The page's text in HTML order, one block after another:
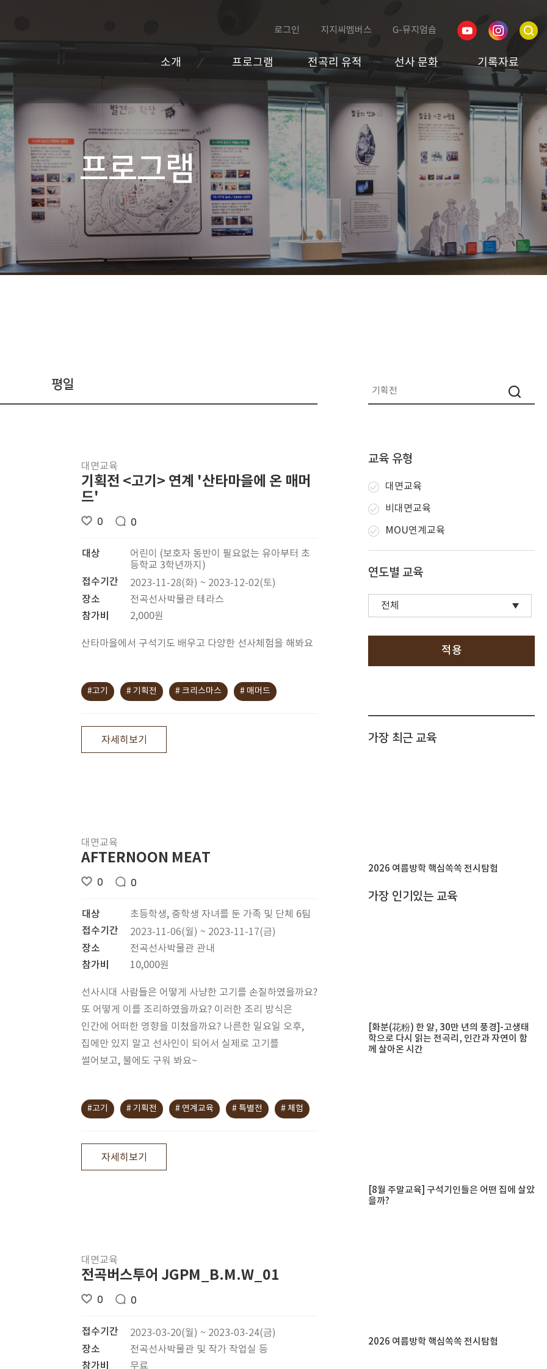
로그인 지지씨멤버스 G-뮤지엄숍
소개 프로그램 전곡리 유적 선사 문화 기록자료
프로그램
평일
대면교육
기획전 <고기> 연계 '산타마을에 온 매머
드'
0 0
대상
어린이 (보호자 동반이 필요없는 유아부터 초
등학교 3학년까지)
접수기간
2023-11-28(화) ~ 2023-12-02(토)
장소
전곡선사박물관 테라스
참가비
2,000원
산타마을에서 구석기도 배우고 다양한 선사체험을 해봐요
#고기 # 기획전 # 크리스마스 # 매머드
자세히보기
대면교육
AFTERNOON MEAT
0 0
대상
초등학생, 중학생 자녀를 둔 가족 및 단체 6팀
접수기간
2023-11-06(월) ~ 2023-11-17(금)
장소
전곡선사박물관 관내
참가비
10,000원
선사시대 사람들은 어떻게 사냥한 고기를 손질하였을까요?
또 어떻게 이를 조리하였을까요? 이러한 조리 방식은
인간에 어떠한 영향을 미쳤을까요? 나른한 일요일 오후,
집에만 있지 말고 선사인이 되어서 실제로 고기를
썰어보고, 불에도 구워 봐요~
#고기 # 기획전 # 연계교육 # 특별전 # 체험
자세히보기
대면교육
전곡버스투어 JGPM_B.M.W_01
0 0
접수기간 2023-03-20(월) ~ 2023-03-24(금)
장소
전곡선사박물관 및 작가 작업실 등
참가비
무료
교육 유형
대면교육
비대면교육
MOU연계교육
연도별 교육
적용
가장 최근 교육
2026 여름방학 핵심쏙쏙 전시탐험
가장 인기있는 교육
[화분(花粉) 한 알, 30만 년의 풍경]-고생태
학으로 다시 읽는 전곡리, 인간과 자연이 함
께 살아온 시간
[8월 주말교육] 구석기인들은 어떤 집에 살았
을까?
2026 여름방학 핵심쏙쏙 전시탐험